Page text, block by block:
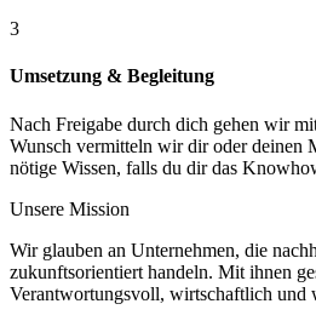
3
Umsetzung & Begleitung
Nach Freigabe durch dich gehen wir
Wunsch vermitteln wir dir oder deinen
nötige Wissen, falls du dir das
Unsere Mission
Wir glauben an Unternehmen, die
zukunftsorientiert handeln. Mit ihnen
Verantwortungsvoll, wirtschaftlich und